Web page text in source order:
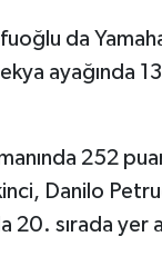
da
ayağında
252
Danilo
20. sırada yer